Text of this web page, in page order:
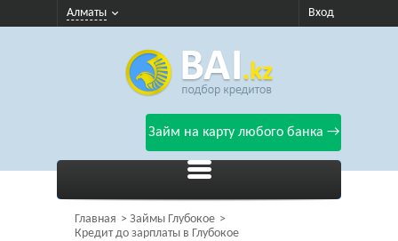
Алматы Вход
Займ на карту любого банка →
Главная
Займы Глубокое
Кредит до зарплаты в Глубокое